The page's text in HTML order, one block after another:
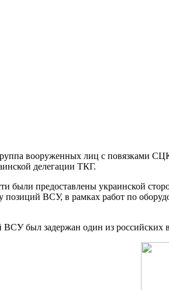
вооруженных лиц с повязками
делегации ТКГ.
были предоставлены украинской
позиций ВСУ, в рамках работ по
ВСУ был задержан один из